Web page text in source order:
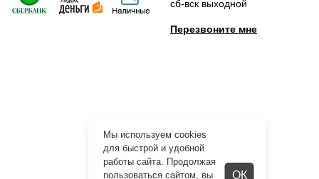
сб-вск выходной
Перезвоните мне
Мы используем cookies
для быстрой и удобной
работы сайта. Продолжая
пользоваться сайтом, вы
ОК